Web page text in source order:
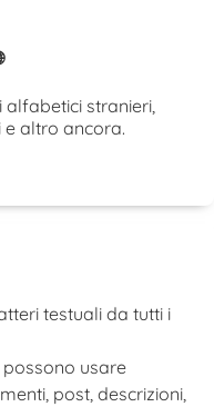
stranieri,
e altro ancora.
testuali da tutti i
possono usare
post, descrizioni,